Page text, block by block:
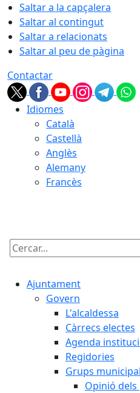
Saltar a la capçalera
Saltar al contingut
Saltar a relacionats
Saltar al peu de pàgina
Contactar
Idiomes
Català
Castellà
Anglès
Alemany
Francès
Cercar:
Ajuntament
Govern
L'alcaldessa
Càrrecs electes
Agenda
Regidories
Grups
Opinió